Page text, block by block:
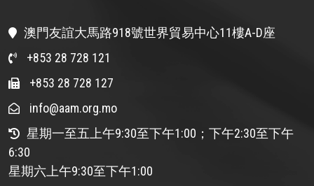
澳門友誼大馬路918號世界貿易中心11樓A-D座
+853 28 728 121
+853 28 728 127
info@aam.org.mo
星期一至五上午9:30至下午1:00；下午2:30至下午
6:30
星期六上午9:30至下午1:00